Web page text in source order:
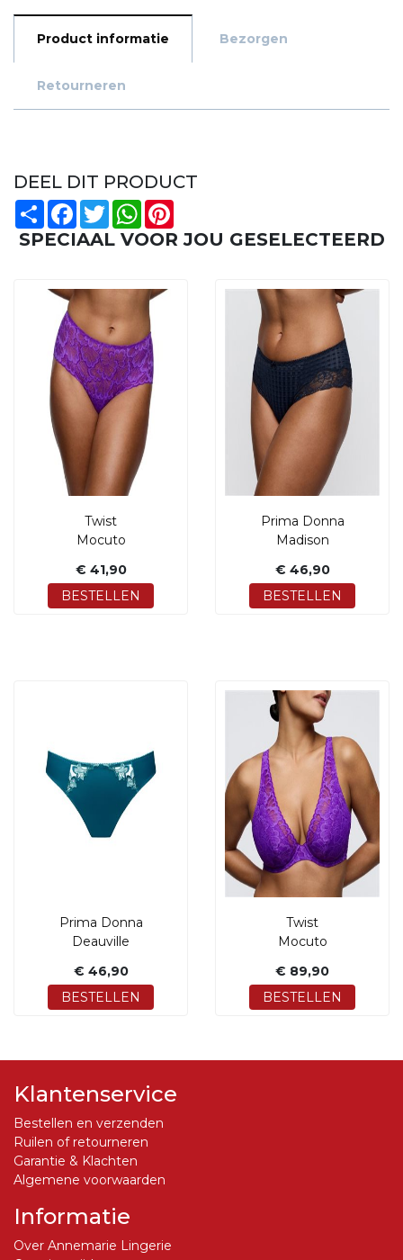
Product informatie Bezorgen
Retourneren
DEEL DIT PRODUCT
Share Facebook
TwitterWhatsApp
SPECIAAL VOOR JOU GESELECTEERD
Twist
Mocuto
€ 41,90
BESTELLEN
Prima Donna
Madison
€ 46,90
BESTELLEN
Prima Donna
Deauville
€ 46,90
BESTELLEN
Twist
Mocuto
€ 89,90
BESTELLEN
Klantenservice
Bestellen en verzenden
Ruilen of retourneren
Garantie & Klachten
Algemene voorwaarden
Informatie
Over Annemarie Lingerie